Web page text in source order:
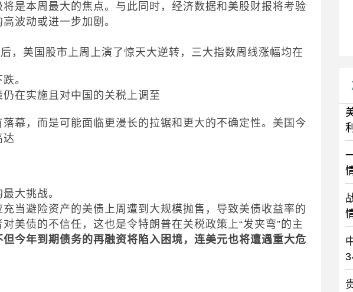
是本周最大的焦点。与此同时，经济数据和美股财报将考验
波动或进一步加剧。
，美国股市上周上演了惊天大逆转，三大指数周线涨幅均在
。
在实施且对中国的关税上调至
幕，而是可能面临更漫长的拉锯和更大的不确定性。美国今
达
大挑战。
当避险资产的美债上周遭到大规模抛售，导致美债收益率的
美债的不信任，这也是令特朗普在关税政策上“发夹弯”的主
今年到期债务的再融资将陷入困境，连美元也将遭遇重大危